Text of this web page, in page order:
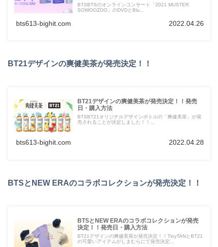
BTSBTSのオンラインコンサート「2021 MUSTER
SOWOOZOO」のDVDとBlu...
bts613-bighit.com 2022.04.26
BT21デザインの爽健美茶が発売決定！！
BT21デザインの爽健美茶が発売決定！！発売
日・購入方法
BTSBT21オリジナルデザインボトルの「爽健美茶」が発
売されることが決定しました！！...
bts613-bighit.com 2022.04.28
BTSとNEW ERAのコラボコレクションが発売決定！！
BTSとNEW ERAのコラボコレクションが発売
決定！！発売日・購入方法
BT21デザインの爽健美茶が発売決定！！TinyTANとBT21
の可愛いアイテムがしまむらにて発売決定...